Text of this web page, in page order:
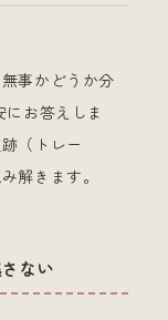
事かどうか分
お答えしま
（トレー
解きます。
ない